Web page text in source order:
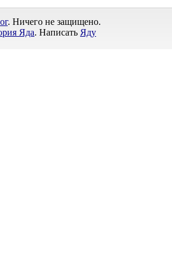
. Ничего не защищено.
Яда. Написать Яду